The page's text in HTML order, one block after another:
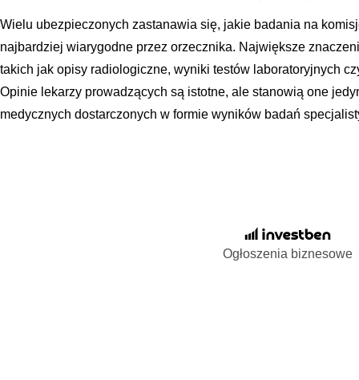
Wielu ubezpieczonych zastanawia się, jakie badania na
najbardziej wiarygodne przez orzecznika. Największe
takich jak opisy radiologiczne, wyniki testów laboratoryjnych
Opinie lekarzy prowadzących są istotne, ale stanowią one
medycznych dostarczonych w formie wyników badań
Ogłoszenia biznesowe